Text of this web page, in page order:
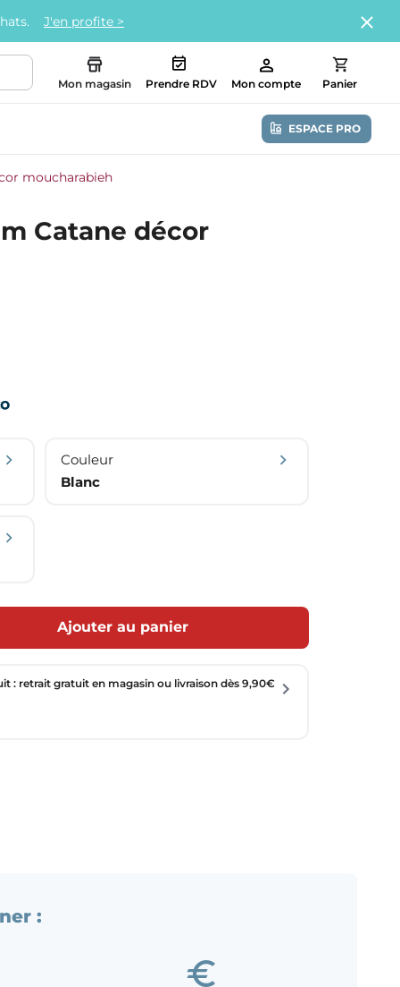
J'en profite >
Mon magasin Prendre RDV Mon compte Panier
ESPACE PRO
moucharabieh
Catane décor
Couleur
Blanc
Ajouter au panier
: retrait gratuit en magasin ou livraison dès 9,90€
: